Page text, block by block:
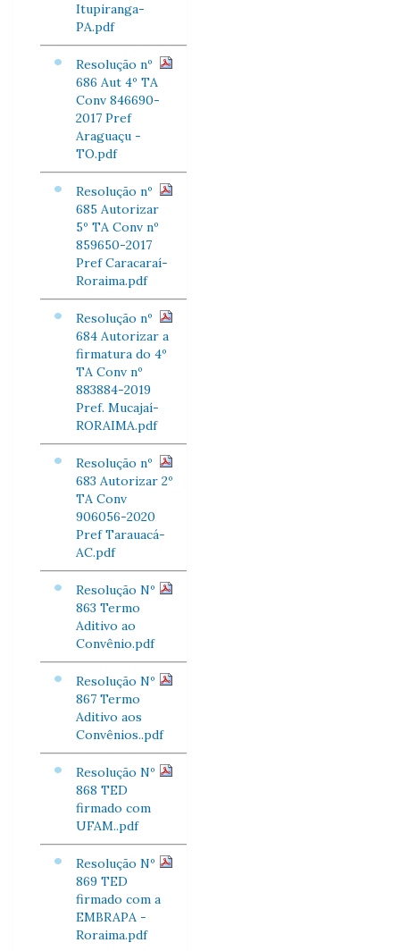
Itupiranga-
PA.pdf
Resolução nº
686 Aut 4º TA
Conv 846690-
2017 Pref
Araguaçu -
TO.pdf
Resolução nº
685 Autorizar
5º TA Conv nº
859650-2017
Pref Caracaraí-
Roraima.pdf
Resolução nº
684 Autorizar a
firmatura do 4º
TA Conv nº
883884-2019
Pref. Mucajaí-
RORAIMA.pdf
Resolução nº
683 Autorizar 2º
TA Conv
906056-2020
Pref Tarauacá-
AC.pdf
Resolução Nº
863 Termo
Aditivo ao
Convênio.pdf
Resolução Nº
867 Termo
Aditivo aos
Convênios..pdf
Resolução Nº
868 TED
firmado com
UFAM..pdf
Resolução Nº
869 TED
firmado com a
EMBRAPA -
Roraima.pdf